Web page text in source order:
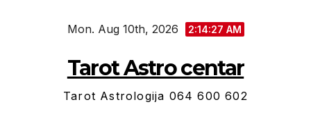
Mon. Aug 10th, 2026 2:14:29 AM
Tarot Astro centar
Tarot Astrologija 064 600 602